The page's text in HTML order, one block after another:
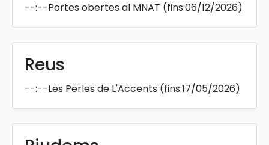
--:--Portes obertes al MNAT (fins:06/12/2026)
Reus
--:--Les Perles de L'Accents (fins:17/05/2026)